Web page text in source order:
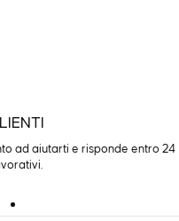
ad aiutarti e risponde entro 24